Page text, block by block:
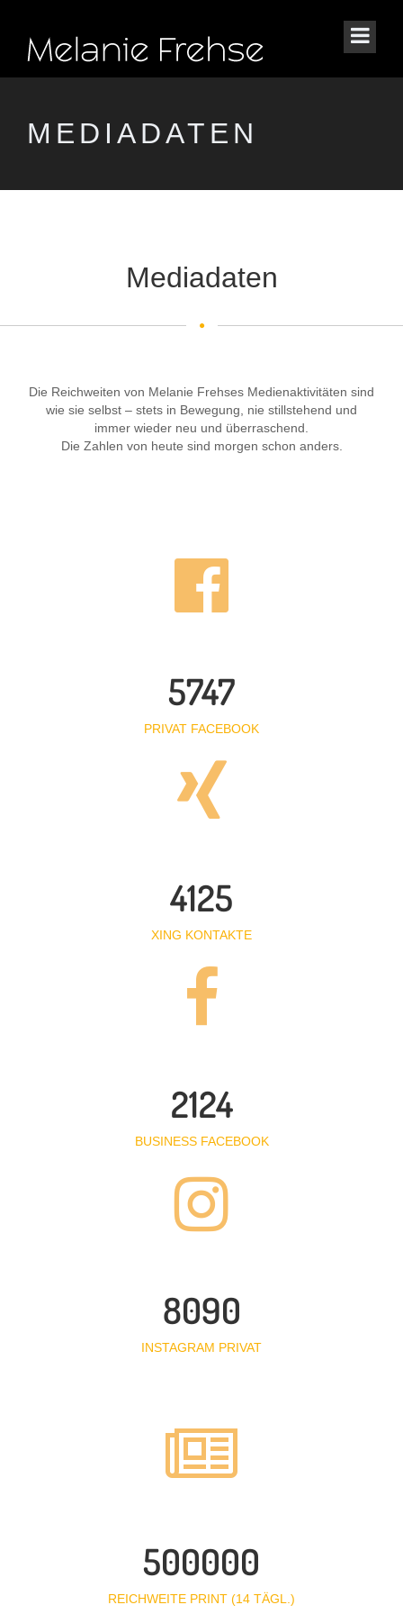
MEDIADATEN
Mediadaten
Die Reichweiten von Melanie Frehses Medienaktivitäten sind
wie sie selbst – stets in Bewegung, nie stillstehend und
immer wieder neu und überraschend.
Die Zahlen von heute sind morgen schon anders.
5747
PRIVAT FACEBOOK
4125
XING KONTAKTE
2124
BUSINESS FACEBOOK
8090
INSTAGRAM PRIVAT
500000
REICHWEITE PRINT (14 TÄGL.)